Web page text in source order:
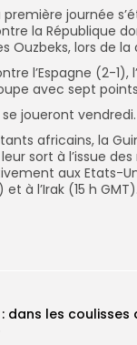
première journée
la République
Ouzbeks, lors de
l’Espagne (2-1),
avec sept
joueront vendredi.
africains, la
sort à l’issue
aux Etats-
à l’Irak (15 h GMT).
dans les